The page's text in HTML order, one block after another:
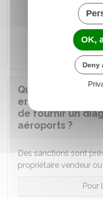
Ou annexé à
et, s'il existe,
vente en
Quelles sont les
en cas de non-
de fournir un
aéroports ?
Des sanctions sont
propriétaire vendeur
Pour
OK,
Deny